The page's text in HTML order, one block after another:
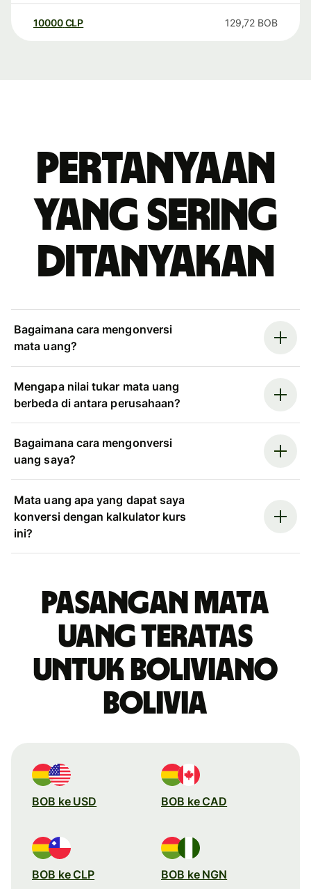
10000 CLP 129,72 BOB
Pertanyaan
yang sering
ditanyakan
Bagaimana cara mengonversi
mata uang?
Mengapa nilai tukar mata uang
berbeda di antara perusahaan?
Bagaimana cara mengonversi
uang saya?
Mata uang apa yang dapat saya
konversi dengan kalkulator kurs
ini?
Pasangan mata
uang teratas
untuk boliviano
Bolivia
BOB ke USD BOB ke CAD
BOB ke CLP BOB ke NGN